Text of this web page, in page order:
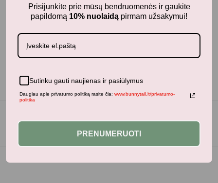
Neseniai žiūrėti produktai
Prisijunkite prie mūsų bendruomenės ir gaukite
papildomą 10% nuolaidą pirmam užsakymui!
Sutinku gauti naujienas ir pasiūlymus
Daugiau apie privatumo politiką rasite čia: www.bunnytail.lt/privatumo-
politika
PRENUMERUOTI